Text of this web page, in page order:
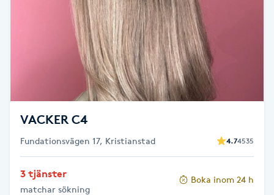
Restorative Yoga
Rosacea
Rosenmetoden
VACKER C4
Fundationsvägen 17, Kristianstad 4.74535
3 tjänster
matchar sökning
Boka inom 24 h